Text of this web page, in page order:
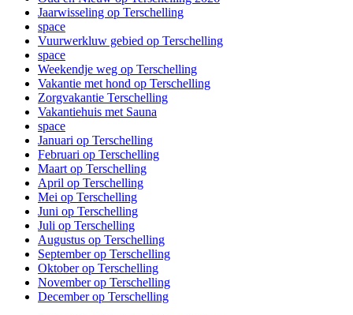
Jaarwisseling op Terschelling
space
Vuurwerkluw gebied op Terschelling
space
Weekendje weg op Terschelling
Vakantie met hond op Terschelling
Zorgvakantie Terschelling
Vakantiehuis met Sauna
space
Januari op Terschelling
Februari op Terschelling
Maart op Terschelling
April op Terschelling
Mei op Terschelling
Juni op Terschelling
Juli op Terschelling
Augustus op Terschelling
September op Terschelling
Oktober op Terschelling
November op Terschelling
December op Terschelling